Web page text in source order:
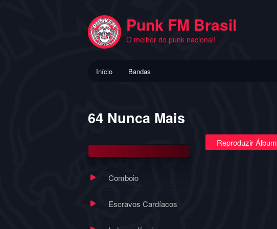
Punk FM Brasil
O melhor do punk nacional!
Início Bandas
64 Nunca Mais
Reproduzir Álbum
Comboio
Escravos Cardíacos